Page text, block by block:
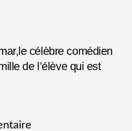
célèbre comédien
de l’élève qui est